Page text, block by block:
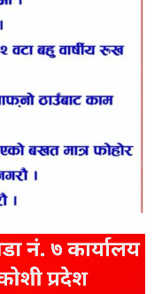
र गुनासो सुनुवईलाई
राखी वास आउट को
साधारण सभा गर्ने
बढाउदै जिम्मेवार
निरीक्षण गर्ने
लागि इ-सेवा मोबाइल
पानीको
श्रोतहरुको खोजि गर्न
समुहबाट
,कोषाध्यक्ष मा
,सदस्यहरुमा बबिता
,राजु बरुवाल,ज्ञान बहादुर
सरोज भट्टराई ,
भएको छ ।